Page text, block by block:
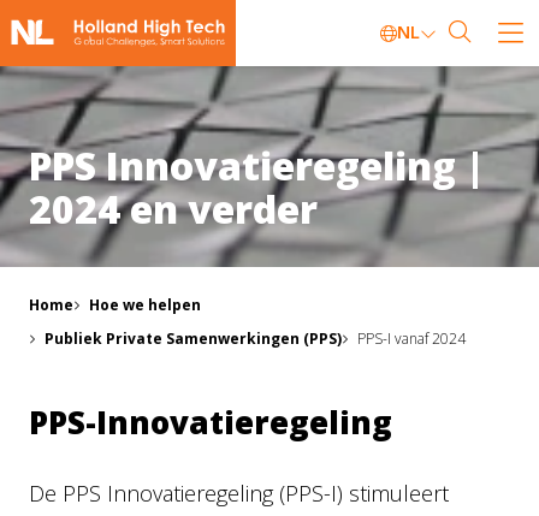
NL
PPS Innovatieregeling |
2024 en verder
Home
Hoe we helpen
Publiek Private Samenwerkingen (PPS)
PPS-I vanaf 2024
PPS-Innovatieregeling
De PPS Innovatieregeling (PPS-I) stimuleert